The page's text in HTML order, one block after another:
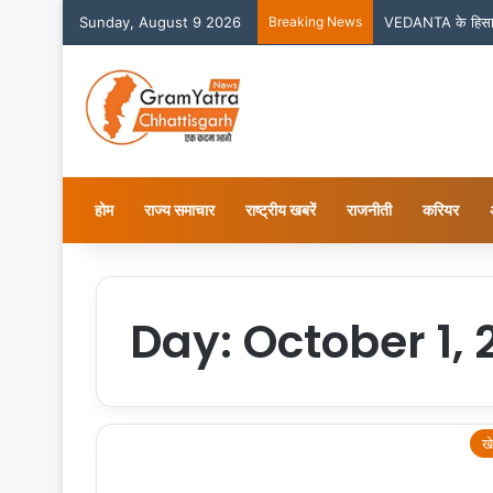
Sunday, August 9 2026 Breaking News VEDANTA के
होम राज्य समाचार राष्ट्रीय खबरें राजनीती करियर
Day: October 1,